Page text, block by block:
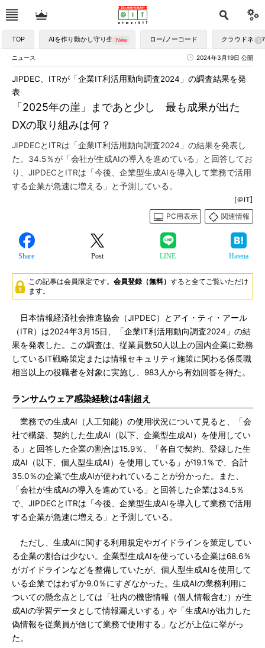
TOP AIを作り動かし守り生かす ロー/ノーコード クラウドネイ
ニュース 2024年3月19日 公開
「2025年の崖」まであと少し 最も成果が出た
DXの取り組みは何？
JIPDEC、ITRが「企業IT利活用動向調査2024」の調査結果を発
表
JIPDECとITRは「企業IT利活用動向調査2024」の結果を発表し
た。34.5％が「会社が生成AIの導入を進めている」と回答してお
り、JIPDECとITRは「今後、企業型生成AIを導入して業務で活用
する企業が急速に増える」と予測している。
[＠IT]
PC用表示
関連情報
Share Post LINE Hatena
この記事は会員限定です。 会員登録（無料） すると全てご覧いただけ
ます。
日本情報経済社会推進協会（JIPDEC）とアイ・ティ・アール
（ITR）は2024年3月15日、「企業IT利活用動向調査2024」の結
果を発表した。この調査は、従業員数50人以上の国内企業に勤務
しているIT戦略策定または情報セキュリティ施策に関わる係長職
相当以上の役職者を対象に実施し、983人から有効回答を得た。
ランサムウェア感染経験は4割超え
業務での生成AI（人工知能）の使用状況について見ると、「会
社で構築、契約した生成AI（以下、企業型生成AI）を使用してい
る」と回答した企業の割合は15.9％、「各自で契約、登録した生
成AI（以下、個人型生成AI）を使用している」が19.1％で、合計
35.0％の企業で生成AIが使われていることが分かった。また、
「会社が生成AIの導入を進めている」と回答した企業は34.5％
で、JIPDECとITRは「今後、企業型生成AIを導入して業務で活用
する企業が急速に増える」と予測している。
ただし、生成AIに関する利用規定やガイドラインを策定してい
る企業の割合は少ない。企業型生成AIを使っている企業は68.6％
がガイドラインなどを整備していたが、個人型生成AIを使用して
いる企業ではわずか9.0％にすぎなかった。生成AIの業務利用に
ついての懸念点としては「社内の機密情報（個人情報含む）が生
成AIの学習データとして情報漏えいする」や「生成AIが出力した
偽情報を従業員が信じて業務で使用する」などが上位に挙がっ
た。